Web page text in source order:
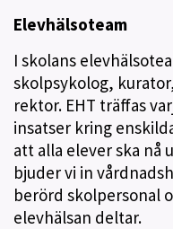
Elevhälsoteam
I skolans
skolpsykolog,
rektor. EHT träffas
insatser kring
att alla elever ska nå
bjuder vi in
berörd skolpersonal
elevhälsan deltar.